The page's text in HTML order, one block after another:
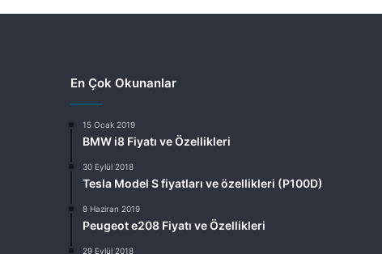
En Çok Okunanlar
15 Ocak 2019
BMW i8 Fiyatı ve Özellikleri
30 Eylül 2018
Tesla Model S fiyatları ve özellikleri (P100D)
8 Haziran 2019
Peugeot e208 Fiyatı ve Özellikleri
29 Eylül 2018